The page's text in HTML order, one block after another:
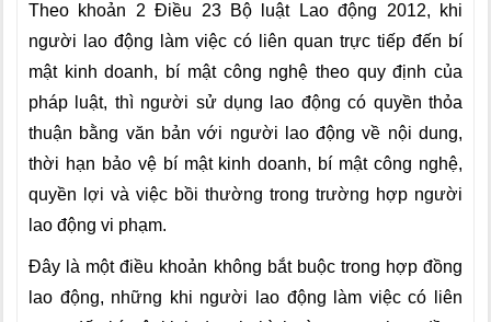
Theo khoản 2 Điều 23 Bộ luật Lao động 2012, khi
người lao động làm việc có liên quan trực tiếp đến bí
mật kinh doanh, bí mật công nghệ theo quy định của
pháp luật, thì người sử dụng lao động có quyền thỏa
thuận bằng văn bản với người lao động về nội dung,
thời hạn bảo vệ bí mật kinh doanh, bí mật công nghệ,
quyền lợi và việc bồi thường trong trường hợp người
lao động vi phạm.
Đây là một điều khoản không bắt buộc trong hợp đồng
lao động, những khi người lao động làm việc có liên